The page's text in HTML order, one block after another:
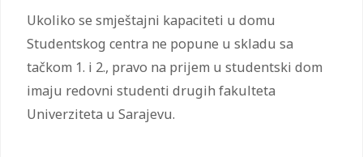
Ukoliko se smještajni kapaciteti u domu
Studentskog centra ne popune u skladu sa
tačkom 1. i 2., pravo na prijem u studentski dom
imaju redovni studenti drugih fakulteta
Univerziteta u Sarajevu.